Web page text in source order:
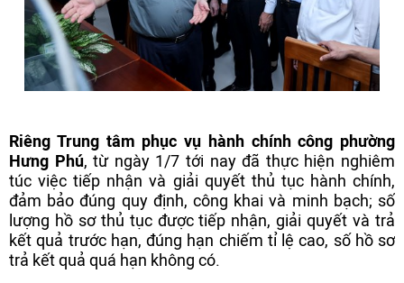
Riêng Trung tâm phục vụ hành chính công phường
Hưng Phú, từ ngày 1/7 tới nay đã thực hiện nghiêm
túc việc tiếp nhận và giải quyết thủ tục hành chính,
đảm bảo đúng quy định, công khai và minh bạch; số
lượng hồ sơ thủ tục được tiếp nhận, giải quyết và trả
kết quả trước hạn, đúng hạn chiếm tỉ lệ cao, số hồ sơ
trả kết quả quá hạn không có.